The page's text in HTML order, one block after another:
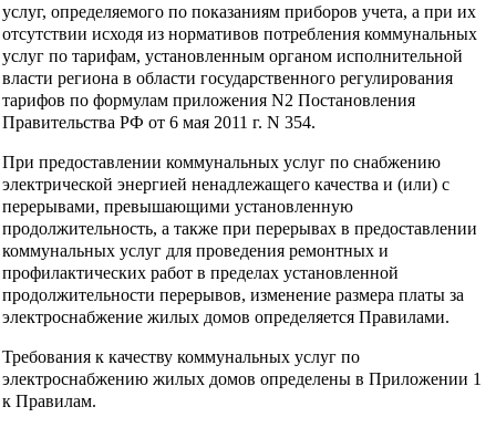
услуг, определяемого по показаниям приборов учета, а при их
отсутствии исходя из нормативов потребления коммунальных
услуг по тарифам, установленным органом исполнительной
власти региона в области государственного регулирования
тарифов по формулам приложения N2 Постановления
Правительства РФ от 6 мая 2011 г. N 354.
При предоставлении коммунальных услуг по снабжению
электрической энергией ненадлежащего качества и (или) с
перерывами, превышающими установленную
продолжительность, а также при перерывах в предоставлении
коммунальных услуг для проведения ремонтных и
профилактических работ в пределах установленной
продолжительности перерывов, изменение размера платы за
электроснабжение жилых домов определяется Правилами.
Требования к качеству коммунальных услуг по
электроснабжению жилых домов определены в Приложении 1
к Правилам.